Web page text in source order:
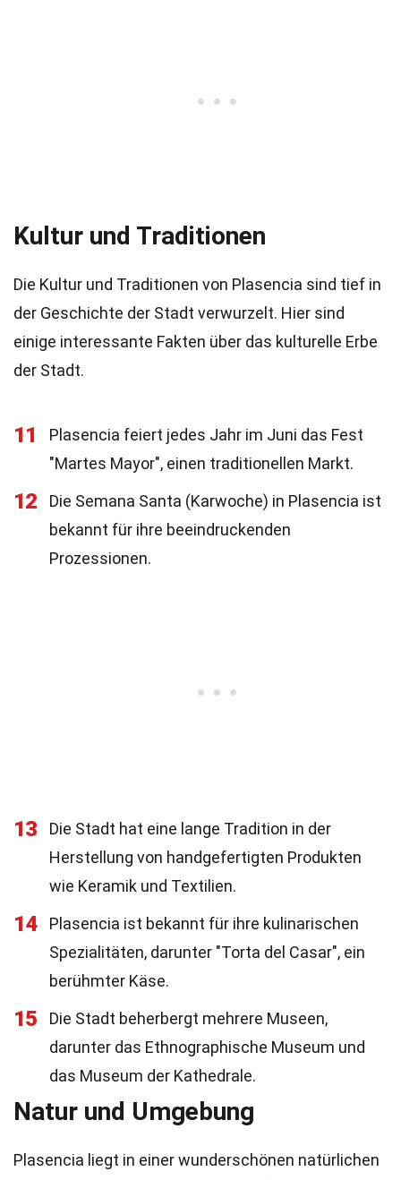
Kultur und Traditionen
Die Kultur und Traditionen von Plasencia sind tief in
der Geschichte der Stadt verwurzelt. Hier sind
einige interessante Fakten über das kulturelle Erbe
der Stadt.
11
Plasencia feiert jedes Jahr im Juni das Fest
"Martes Mayor", einen traditionellen Markt.
12
Die Semana Santa (Karwoche) in Plasencia ist
bekannt für ihre beeindruckenden
Prozessionen.
13
Die Stadt hat eine lange Tradition in der
Herstellung von handgefertigten Produkten
wie Keramik und Textilien.
14
Plasencia ist bekannt für ihre kulinarischen
Spezialitäten, darunter "Torta del Casar", ein
berühmter Käse.
15
Die Stadt beherbergt mehrere Museen,
darunter das Ethnographische Museum und
das Museum der Kathedrale.
Natur und Umgebung
Plasencia liegt in einer wunderschönen natürlichen